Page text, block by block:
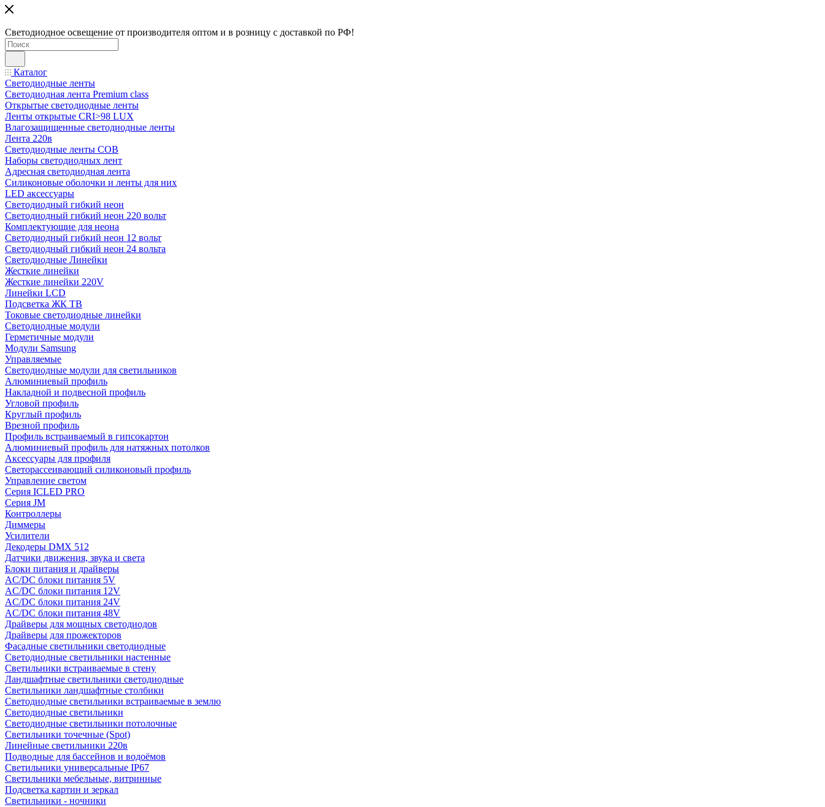
Светодиодное освещение от производителя оптом и в розницу с доставкой по РФ!
Каталог
Светодиодные ленты
Светодиодная лента Premium class
Открытые светодиодные ленты
Ленты открытые CRI>98 LUX
Влагозащищенные светодиодные ленты
Лента 220в
Светодиодные ленты COB
Наборы светодиодных лент
Адресная светодиодная лента
Силиконовые оболочки и ленты для них
LED аксессуары
Светодиодный гибкий неон
Светодиодный гибкий неон 220 вольт
Комплектующие для неона
Светодиодный гибкий неон 12 вольт
Светодиодный гибкий неон 24 вольта
Светодиодные Линейки
Жесткие линейки
Жесткие линейки 220V
Линейки LCD
Подсветка ЖК ТВ
Токовые светодиодные линейки
Светодиодные модули
Герметичные модули
Модули Samsung
Управляемые
Светодиодные модули для светильников
Алюминиевый профиль
Накладной и подвесной профиль
Угловой профиль
Круглый профиль
Врезной профиль
Профиль встраиваемый в гипсокартон
Алюминиевый профиль для натяжных потолков
Аксессуары для профиля
Светорассеивающий силиконовый профиль
Управление светом
Серия ICLED PRO
Серия JM
Контроллеры
Диммеры
Усилители
Декодеры DMX 512
Датчики движения, звука и света
Блоки питания и драйверы
AC/DC блоки питания 5V
AC/DC блоки питания 12V
AC/DC блоки питания 24V
AC/DC блоки питания 48V
Драйверы для мощных светодиодов
Драйверы для прожекторов
Фасадные светильники светодиодные
Светодиодные светильники настенные
Светильники встраиваемые в стену
Ландшафтные светильники светодиодные
Светильники ландшафтные столбики
Светодиодные светильники встраиваемые в землю
Светодиодные светильники
Светодиодные светильники потолочные
Светильники точечные (Spot)
Линейные светильники 220в
Подводные для бассейнов и водоёмов
Светильники универсальные IP67
Светильники мебельные, витринные
Подсветка картин и зеркал
Светильники - ночники